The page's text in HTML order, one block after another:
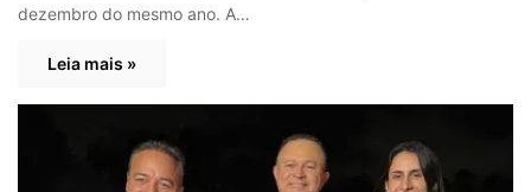
dezembro do mesmo ano. A…
Leia mais »